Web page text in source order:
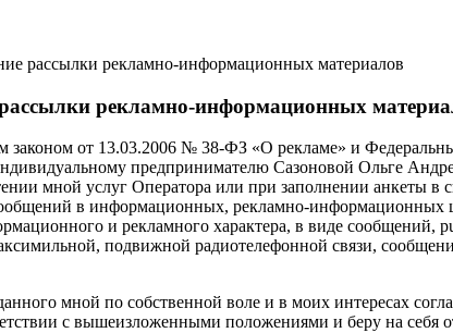
рассылки рекламно-информационных материалов
рекламно-информационных
законом от 13.03.2006 № 38-ФЗ «О рекламе» и
предпринимателю Сазоновой Ольге
мной услуг Оператора или при заполнении анкеты
в информационных, рекламно-информационных
и рекламного характера, в виде сообщений,
подвижной радиотелефонной связи,
мной по собственной воле и в моих интересах
с вышеизложенными положениями и беру на себя